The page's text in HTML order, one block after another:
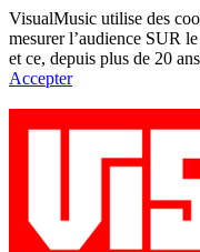
VisualMusic utilise des
mesurer l’audience SUR
et ce, depuis plus de 20
Accepter